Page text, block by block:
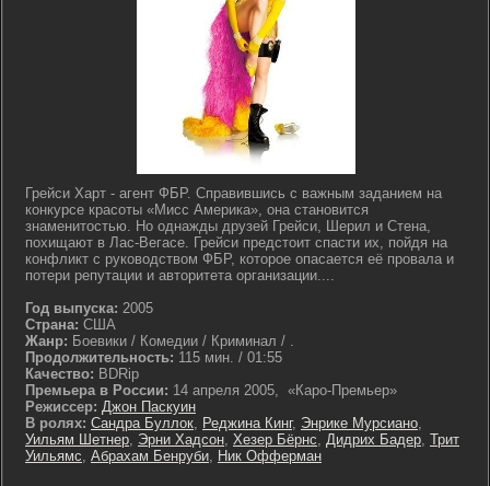
Грейси Харт - агент ФБР. Справившись с важным заданием на
конкурсе красоты «Мисс Америка», она становится
знаменитостью. Но однажды друзей Грейси, Шерил и Стена,
похищают в Лас-Вегасе. Грейси предстоит спасти их, пойдя на
конфликт с руководством ФБР, которое опасается её провала и
потери репутации и авторитета организации....
Год выпуска: 2005
Страна: США
Жанр: Боевики / Комедии / Криминал / .
Продолжительность: 115 мин. / 01:55
Качество: BDRip
Премьера в России: 14 апреля 2005, «Каро-Премьер»
Режиссер: Джон Паскуин
В ролях: Сандра Буллок, Реджина Кинг, Энрике Мурсиано,
Уильям Шетнер, Эрни Хадсон, Хезер Бёрнс, Дидрих Бадер, Трит
Уильямс, Абрахам Бенруби, Ник Офферман